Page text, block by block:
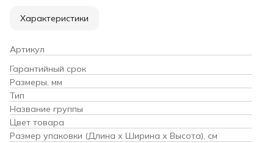
Характеристики
Артикул
Гарантийный срок
Размеры, мм
Тип
Название группы
Цвет товара
Размер упаковки (Длина х Ширина х Высота), см